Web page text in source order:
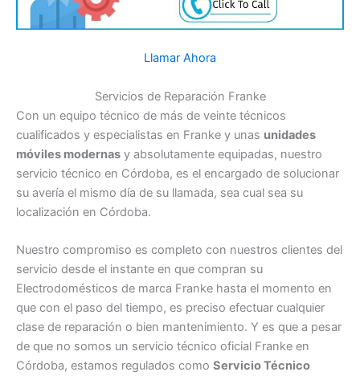
Llamar Ahora
Servicios de Reparación Franke
Con un equipo técnico de más de veinte técnicos
cualificados y especialistas en Franke y unas unidades
móviles modernas y absolutamente equipadas, nuestro
servicio técnico en Córdoba, es el encargado de solucionar
su avería el mismo día de su llamada, sea cual sea su
localización en Córdoba.
Nuestro compromiso es completo con nuestros clientes del
servicio desde el instante en que compran su
Electrodomésticos de marca Franke hasta el momento en
que con el paso del tiempo, es preciso efectuar cualquier
clase de reparación o bien mantenimiento. Y es que a pesar
de que no somos un servicio técnico oficial Franke en
Córdoba, estamos regulados como Servicio Técnico